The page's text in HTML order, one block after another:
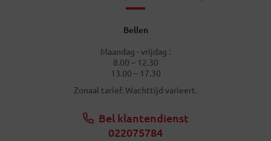
Bellen
Maandag - vrijdag :
8.00 – 12.30
13.00 – 17.30
Zonaal tarief. Wachttijd varieert.
Bel klantendienst
022075784